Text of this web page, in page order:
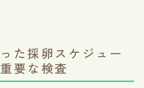
た採卵スケジュー
要な検査